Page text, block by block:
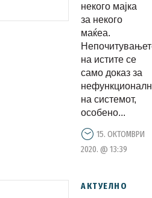
свадбите
во Сарај
се над
законот
во
власта
пред
новите
на корона
некого мајка
за некого
маќеа.
на истите се
само доказ за
на системот,
особено...
15. ОКТОМВРИ
2020. @ 13:39
АКТУЕЛНО